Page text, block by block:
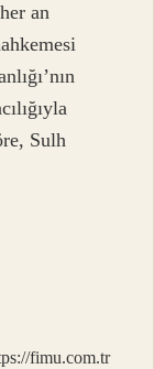
an
Sulh
fimu.com.tr